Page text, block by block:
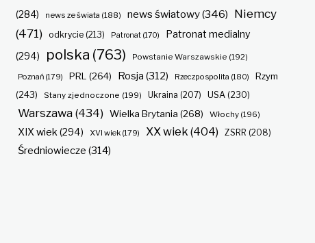
(284) news ze świata (188) news światowy(346) Niemcy
(471)
odkrycie(213) Patronat(170)
Patronat medialny
(294)
polska (763) Powstanie Warszawskie (192)
Poznań(179) PRL (264) Rosja (312) Rzeczpospolita (180)
Rzym
(243)
Stany zjednoczone (199) Ukraina (207) USA(230)
Warszawa(434) Wielka Brytania (268) Włochy(196)
XIX wiek (294) XVI wiek(179) XX wiek (404) ZSRR (208)
Średniowiecze (314)